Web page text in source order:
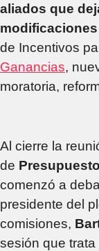
aliados que
de Incentivos
Ganancias,
moratoria,
Al cierre la
de
comenzó a
presidente del
comisiones,
sesión que